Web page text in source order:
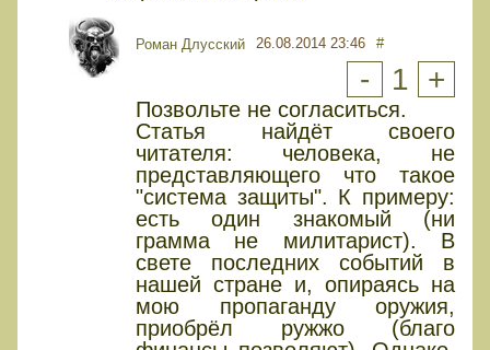
Роман Длусский 26.08.2014 23:46 #
- 1 +
Позвольте не согласиться.
Статья найдёт своего
читателя: человека, не
представляющего что такое
"система защиты". К примеру:
есть один знакомый (ни
грамма не милитарист). В
свете последних событий в
нашей стране и, опираясь на
мою пропаганду оружия,
приобрёл ружжо (благо